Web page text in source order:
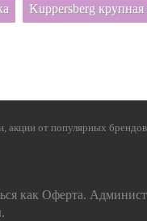
Kuppersberg
от популярных брендов
как Оферта.